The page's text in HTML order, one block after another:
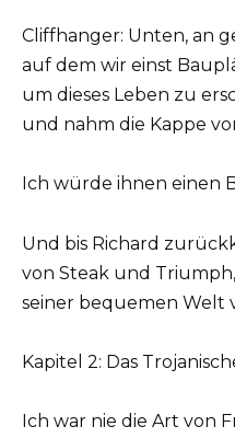
Cliffhanger: Unten, an
auf dem wir einst
um dieses Leben zu
und nahm die Kappe
Ich würde ihnen einen
Und bis Richard
von Steak und
seiner bequemen Welt
Kapitel 2: Das
Ich war nie die Art von